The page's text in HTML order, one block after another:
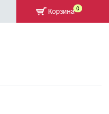
Корзина 0